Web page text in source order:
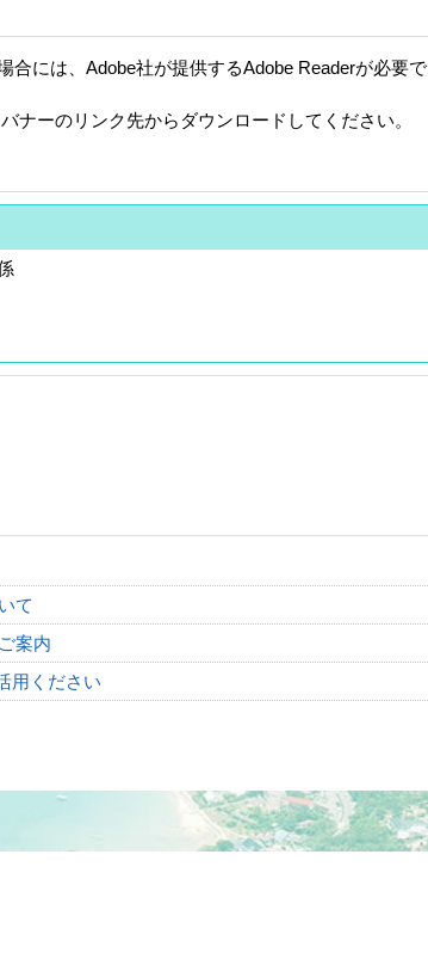
合には、Adobe社が提供するAdobe Readerが必要で
ナーのリンク先からダウンロードしてください。
て
案内
用ください